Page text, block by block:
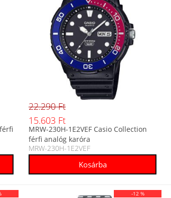
22.290 Ft
15.603 Ft
MRW-230H-1E2VEF Casio Collection
férfi analóg karóra
MRW-230H-1E2VEF
-12 %